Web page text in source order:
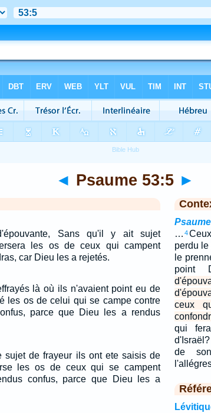
◄ Psaume 53:5 ►
Sans qu'il y ait sujet
les os de ceux qui campent
car Dieu les a rejetés.
là où ils n'avaient point eu de
les os de celui qui se campe contre
parce que Dieu les a rendus
sujet de frayeur ils ont ete saisis de
les os de ceux qui se campent
confus, parce que Dieu les a
… 4
perdu
le
point
ceux
qui
de